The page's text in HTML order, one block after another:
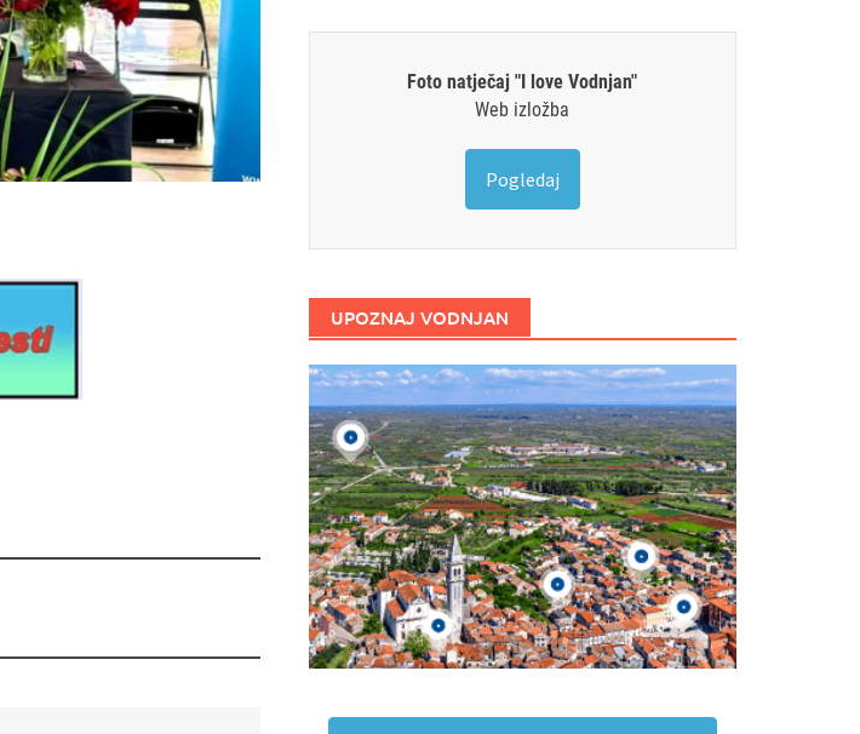
Foto natječaj "I love Vodnjan"
Web izložba
Pogledaj
UPOZNAJ VODNJAN